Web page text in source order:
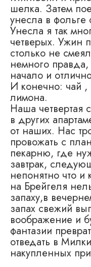
шелка. Затем
унесла в
Унесла я так
четверых. Ужин
столько не
немного
начало и
И конечно: чай
лимона.
Наша четвертая
в других
от наших. Нас
провожать с
пекарню, где
завтрак,
непонятно что и
на Брейгеля
запаху,в
запах свежий
воображение и
фантазии
отведать в
накупленных